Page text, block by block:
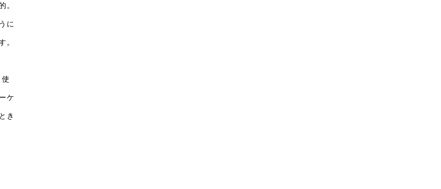
。
に
。
ケ
き